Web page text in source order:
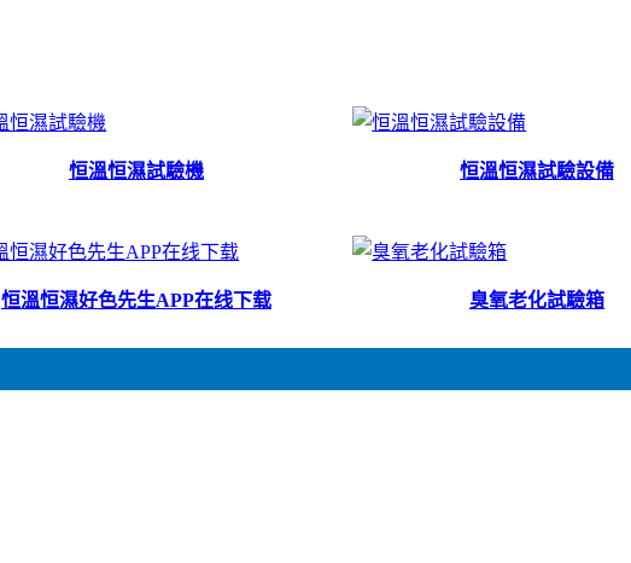
恒溫恒濕試驗機 恒溫恒濕試驗設備
恒溫恒濕好色先生APP在线下载 臭氧老化試驗箱